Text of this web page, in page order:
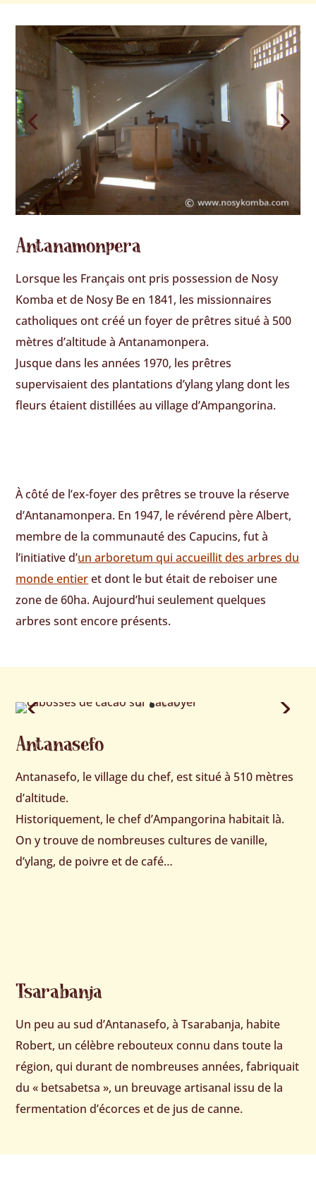
Antanamonpera
Lorsque les Français ont pris possession de Nosy
Komba et de Nosy Be en 1841, les missionnaires
catholiques ont créé un foyer de prêtres situé à 500
mètres d’altitude à Antanamonpera.
Jusque dans les années 1970, les prêtres
supervisaient des plantations d’ylang ylang dont les
fleurs étaient distillées au village d’Ampangorina.
À côté de l’ex-foyer des prêtres se trouve la réserve
d’Antanamonpera. En 1947, le révérend père Albert,
membre de la communauté des Capucins, fut à
l’initiative d’un arboretum qui accueillit des arbres du
monde entieret dont le but était de reboiser une
zone de 60ha. Aujourd’hui seulement quelques
arbres sont encore présents.
Antanasefo
Antanasefo, le village du chef, est situé à 510 mètres
d’altitude.
Historiquement, le chef d’Ampangorina habitait là.
On y trouve de nombreuses cultures de vanille,
d’ylang, de poivre et de café…
Tsarabanja
Un peu au sud d’Antanasefo, à Tsarabanja, habite
Robert, un célèbre rebouteux connu dans toute la
région, qui durant de nombreuses années, fabriquait
du « betsabetsa », un breuvage artisanal issu de la
fermentation d’écorces et de jus de canne.